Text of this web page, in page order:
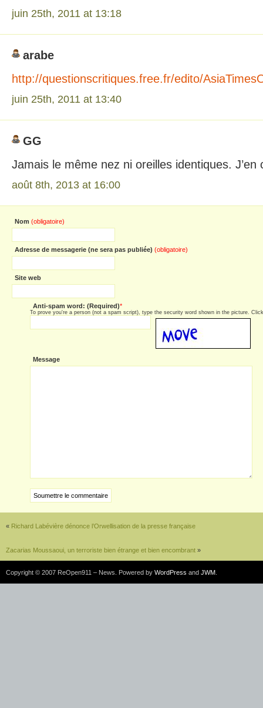
juin 25th, 2011 at 13:18
arabe
http://questionscritiques.free.fr/edito/
juin 25th, 2011 at 13:40
GG
Jamais le même nez ni oreilles identiques. J’en
août 8th, 2013 at 16:00
Nom (obligatoire)
Adresse de messagerie (ne sera pas publiée) (obligatoire)
Site web
Anti-spam word: (Required)*
To prove you're a person (not a spam script), type the security word shown in the picture.
Message
« Richard Labévière dénonce l’Orwellisation de la presse française
Zacarias Moussaoui, un terroriste bien étrange et bien encombrant »
Copyright © 2007 ReOpen911 – News. Powered by WordPress and JWM